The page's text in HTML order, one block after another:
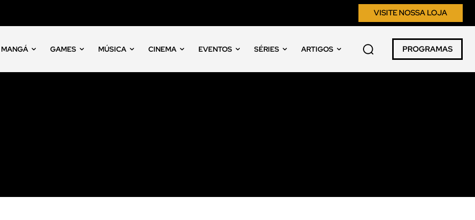
VISITE NOSSA LOJA
MANGÁ GAMES MÚSICA CINEMA EVENTOS SÉRIES ARTIGOS PROGRAMAS